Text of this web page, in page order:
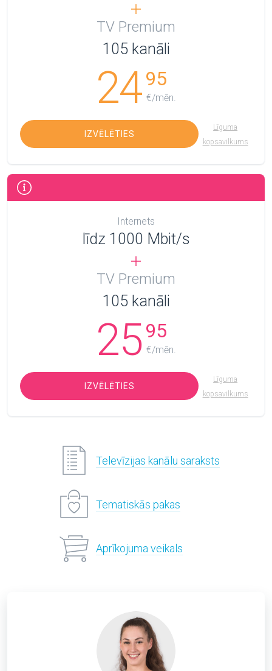
TV Premium
105 kanāli
2495
€/mēn.
IZVĒLĒTIES
Līguma
kopsavilkums
Internets
līdz 1000 Mbit/s
TV Premium
105 kanāli
2595
€/mēn.
IZVĒLĒTIES
Līguma
kopsavilkums
Televīzijas kanālu saraksts
Tematiskās pakas
Aprīkojuma veikals